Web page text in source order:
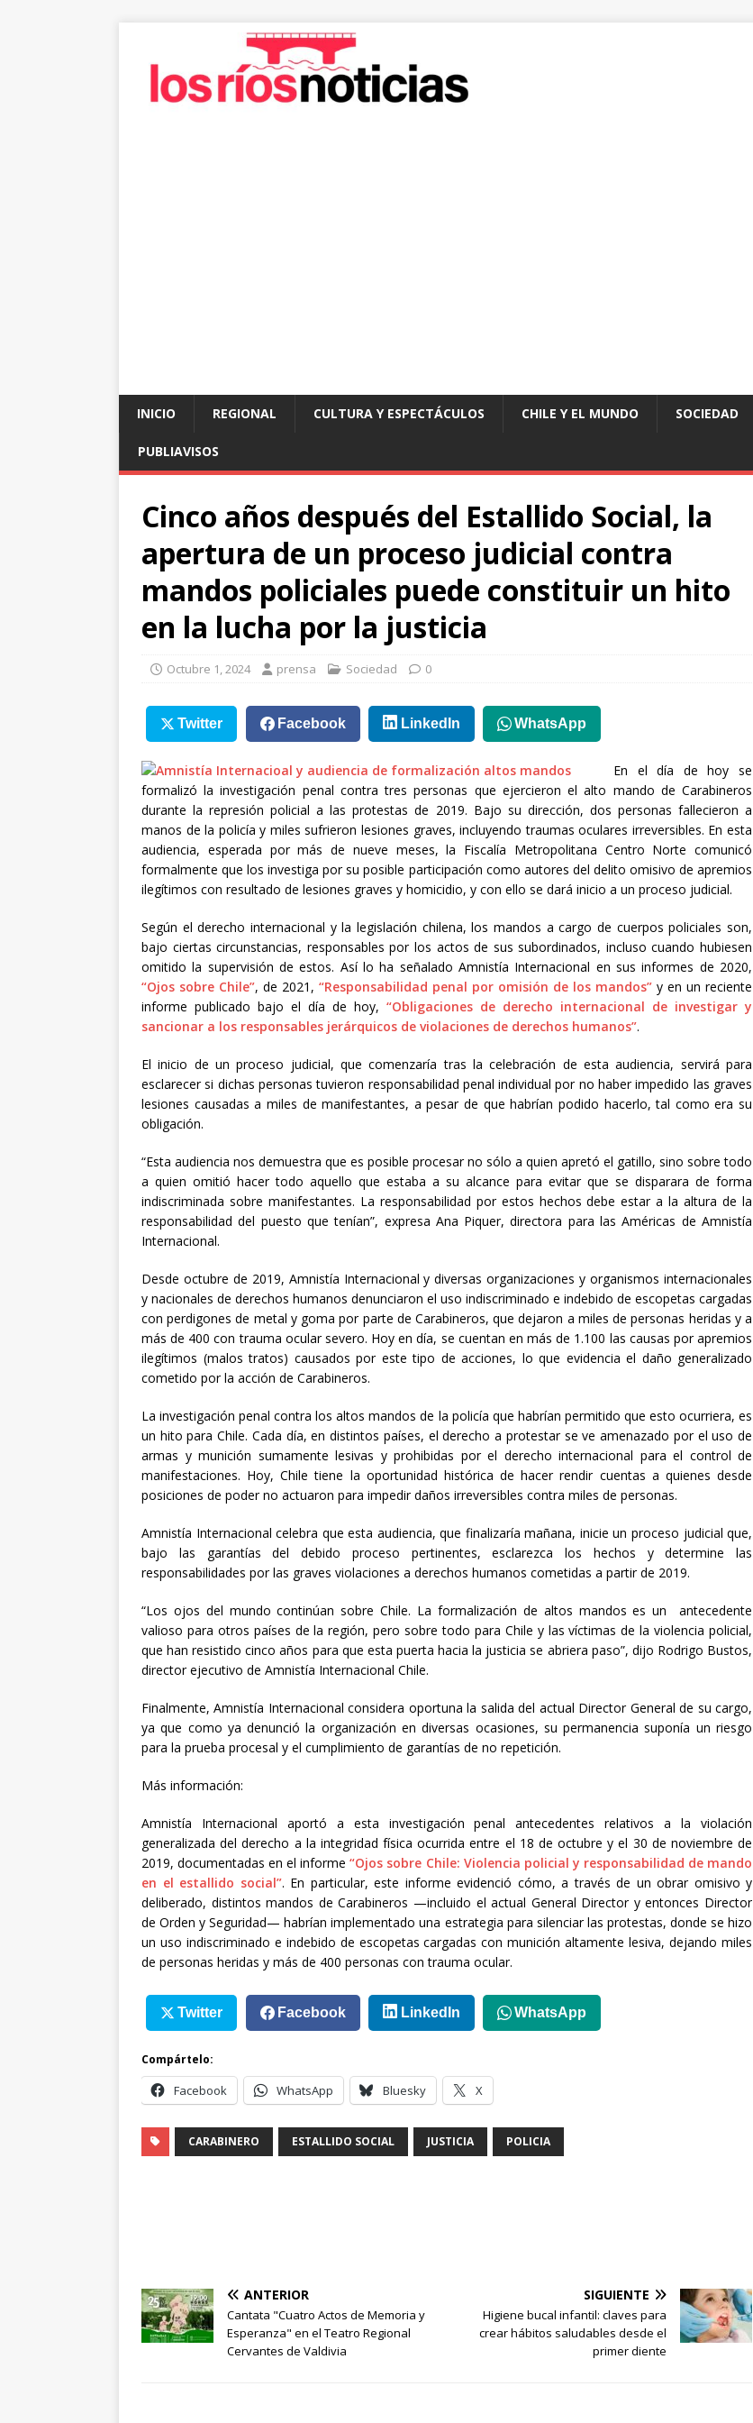
INICIO REGIONAL CULTURA Y ESPECTÁCULOS CHILE Y EL MUNDO SOCIEDAD
PUBLIAVISOS
Cinco años después del Estallido Social, la
apertura de un proceso judicial contra
mandos policiales puede constituir un hito
en la lucha por la justicia
Octubre 1, 2024 prensa Sociedad 0
Twitter Facebook LinkedIn WhatsApp
En el día de hoy se
formalizó la investigación penal contra tres personas que ejercieron el alto mando de Carabineros
durante la represión policial a las protestas de 2019. Bajo su dirección, dos personas fallecieron a
manos de la policía y miles sufrieron lesiones graves, incluyendo traumas oculares irreversibles. En esta
audiencia, esperada por más de nueve meses, la Fiscalía Metropolitana Centro Norte comunicó
formalmente que los investiga por su posible participación como autores del delito omisivo de apremios
ilegítimos con resultado de lesiones graves y homicidio, y con ello se dará inicio a un proceso judicial.
Según el derecho internacional y la legislación chilena, los mandos a cargo de cuerpos policiales son,
bajo ciertas circunstancias, responsables por los actos de sus subordinados, incluso cuando hubiesen
omitido la supervisión de estos. Así lo ha señalado Amnistía Internacional en sus informes de 2020,
“Ojos sobre Chile”, de 2021,“Responsabilidad penal por omisión de los mandos” y en un reciente
informe publicado bajo el día de hoy,“Obligaciones de derecho internacional de investigar y
sancionar a los responsables jerárquicos de violaciones de derechos humanos”.
El inicio de un proceso judicial, que comenzaría tras la celebración de esta audiencia, servirá para
esclarecer si dichas personas tuvieron responsabilidad penal individual por no haber impedido las graves
lesiones causadas a miles de manifestantes, a pesar de que habrían podido hacerlo, tal como era su
obligación.
“Esta audiencia nos demuestra que es posible procesar no sólo a quien apretó el gatillo, sino sobre todo
a quien omitió hacer todo aquello que estaba a su alcance para evitar que se disparara de forma
indiscriminada sobre manifestantes. La responsabilidad por estos hechos debe estar a la altura de la
responsabilidad del puesto que tenían”, expresa Ana Piquer, directora para las Américas de Amnistía
Internacional.
Desde octubre de 2019, Amnistía Internacional y diversas organizaciones y organismos internacionales
y nacionales de derechos humanos denunciaron el uso indiscriminado e indebido de escopetas cargadas
con perdigones de metal y goma por parte de Carabineros, que dejaron a miles de personas heridas y a
más de 400 con trauma ocular severo. Hoy en día, se cuentan en más de 1.100 las causas por apremios
ilegítimos (malos tratos) causados por este tipo de acciones, lo que evidencia el daño generalizado
cometido por la acción de Carabineros.
La investigación penal contra los altos mandos de la policía que habrían permitido que esto ocurriera, es
un hito para Chile. Cada día, en distintos países, el derecho a protestar se ve amenazado por el uso de
armas y munición sumamente lesivas y prohibidas por el derecho internacional para el control de
manifestaciones. Hoy, Chile tiene la oportunidad histórica de hacer rendir cuentas a quienes desde
posiciones de poder no actuaron para impedir daños irreversibles contra miles de personas.
Amnistía Internacional celebra que esta audiencia, que finalizaría mañana, inicie un proceso judicial que,
bajo las garantías del debido proceso pertinentes, esclarezca los hechos y determine las
responsabilidades por las graves violaciones a derechos humanos cometidas a partir de 2019.
“Los ojos del mundo continúan sobre Chile. La formalización de altos mandos es un antecedente
valioso para otros países de la región, pero sobre todo para Chile y las víctimas de la violencia policial,
que han resistido cinco años para que esta puerta hacia la justicia se abriera paso”, dijo Rodrigo Bustos,
director ejecutivo de Amnistía Internacional Chile.
Finalmente, Amnistía Internacional considera oportuna la salida del actual Director General de su cargo,
ya que como ya denunció la organización en diversas ocasiones, su permanencia suponía un riesgo
para la prueba procesal y el cumplimiento de garantías de no repetición.
Más información:
Amnistía Internacional aportó a esta investigación penal antecedentes relativos a la violación
generalizada del derecho a la integridad física ocurrida entre el 18 de octubre y el 30 de noviembre de
2019, documentadas en el informe“Ojos sobre Chile: Violencia policial y responsabilidad de mando
en el estallido social”. En particular, este informe evidenció cómo, a través de un obrar omisivo y
deliberado, distintos mandos de Carabineros —incluido el actual General Director y entonces Director
de Orden y Seguridad— habrían implementado una estrategia para silenciar las protestas, donde se hizo
un uso indiscriminado e indebido de escopetas cargadas con munición altamente lesiva, dejando miles
de personas heridas y más de 400 personas con trauma ocular.
Twitter Facebook LinkedIn WhatsApp
Compártelo:
Facebook WhatsApp Bluesky X
CARABINERO ESTALLIDO SOCIAL JUSTICIA POLICIA
ANTERIOR
Cantata "Cuatro Actos de Memoria y
Esperanza" en el Teatro Regional
Cervantes de Valdivia
SIGUIENTE
Higiene bucal infantil: claves para
crear hábitos saludables desde el
primer diente